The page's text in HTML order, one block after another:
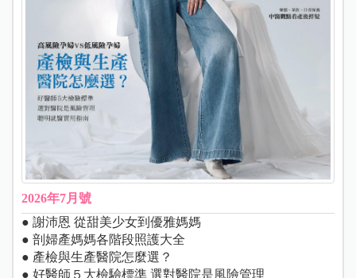
2026年7月號
● 謝沛恩 從甜美少女到優雅媽媽
● 剖婦產媽媽各階段照護大全
● 產檢與生產醫院怎麼選？
● 好醫師５大檢驗標準 選對醫院是風險管理